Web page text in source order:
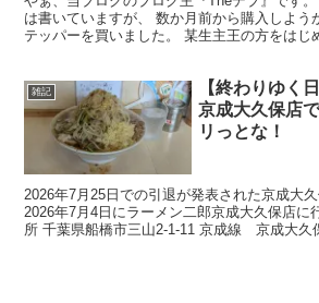
は書いていますが、 数か月前から購入しよう
テッパーを買いました。 某生主王の方をはじ
雑記
【終わりゆく
京成大久保店
リっとな！
2026年7月25日での引退が発表された京成大久
2026年7月4日にラーメン二郎京成大久保店に
所 千葉県船橋市三山2-1-11 京成線 京成大久